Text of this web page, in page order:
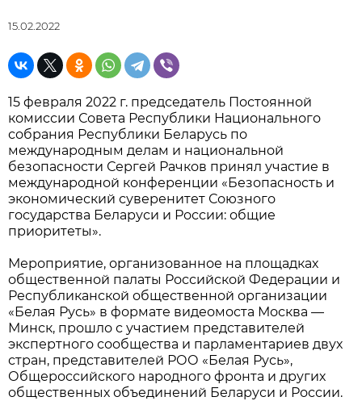
15.02.2022
15 февраля 2022 г. председатель Постоянной
комиссии Совета Республики Национального
собрания Республики Беларусь по
международным делам и национальной
безопасности Сергей Рачков принял участие в
международной конференции «Безопасность и
экономический суверенитет Союзного
государства Беларуси и России: общие
приоритеты».
Мероприятие, организованное на площадках
общественной палаты Российской Федерации и
Республиканской общественной организации
«Белая Русь» в формате видеомоста Москва —
Минск, прошло с участием представителей
экспертного сообщества и парламентариев двух
стран, представителей РОО «Белая Русь»,
Общероссийского народного фронта и других
общественных объединений Беларуси и России.